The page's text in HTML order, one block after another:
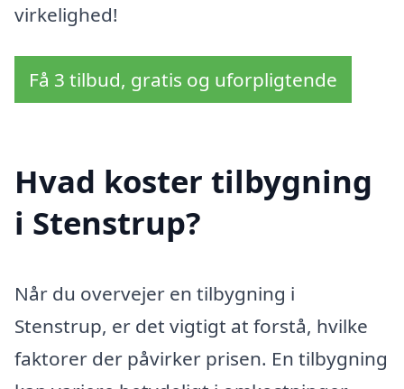
virkelighed!
Få 3 tilbud, gratis og uforpligtende
Hvad koster tilbygning
i Stenstrup?
Når du overvejer en tilbygning i
Stenstrup, er det vigtigt at forstå, hvilke
faktorer der påvirker prisen. En tilbygning